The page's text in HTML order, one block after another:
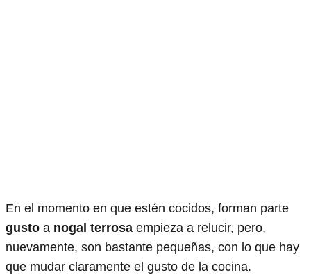
En el momento en que estén cocidos, forman parte
gusto a nogal terrosa empieza a relucir, pero,
nuevamente, son bastante pequeñas, con lo que hay
que mudar claramente el gusto de la cocina.